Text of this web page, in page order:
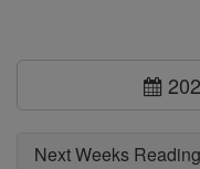
Next Weeks